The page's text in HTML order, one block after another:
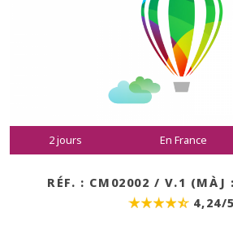
2 jours En France
RÉF. : CM02002 / V.1 (MÀJ
4,24/5